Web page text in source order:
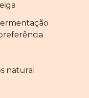
natural